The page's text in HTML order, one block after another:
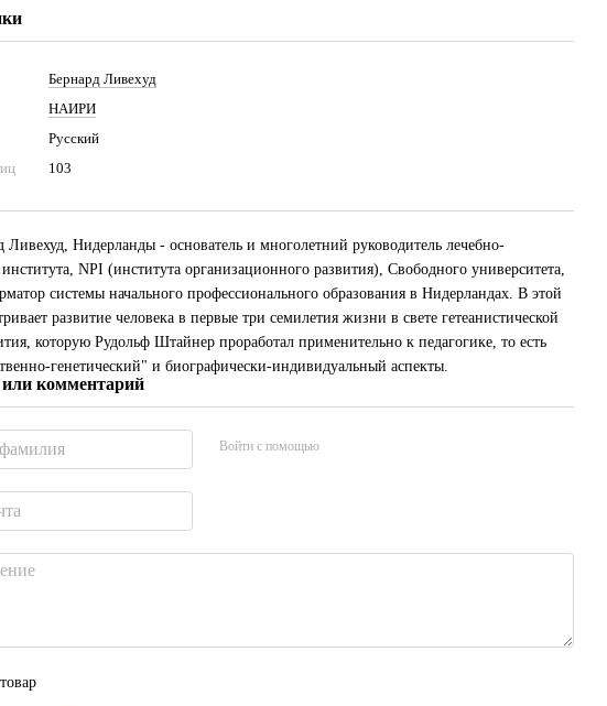
Бернард Ливехуд
НАИРИ
Русский
103
Нидерланды - основатель и многолетний руководитель лечебно-
института, NPI (института организационного развития), Свободного университета,
системы начального профессионального образования в Нидерландах. В этой
развитие человека в первые три семилетия жизни в свете гетеанистической
которую Рудольф Штайнер проработал применительно к педагогике, то есть
генетический" и биографически-индивидуальный аспекты.
комментарий
Войти с помощью